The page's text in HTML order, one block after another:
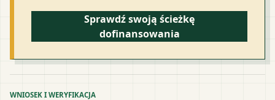
Sprawdź swoją ścieżkę
dofinansowania
WNIOSEK I WERYFIKACJA